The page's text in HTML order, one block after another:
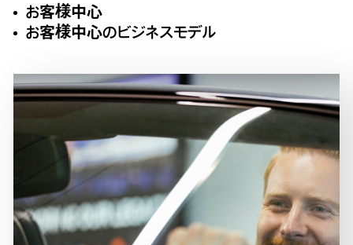
お客様中心
お客様中心のビジネスモデル